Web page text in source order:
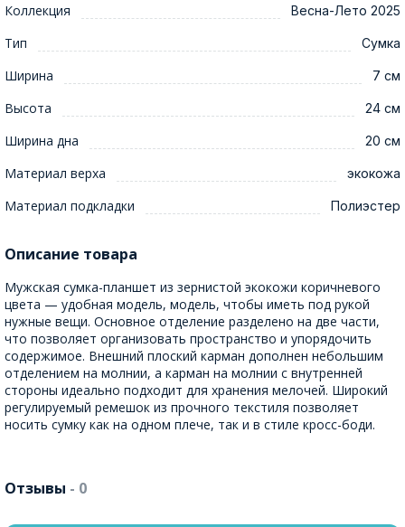
Коллекция Весна-Лето 2025
Тип Сумка
Ширина 7 см
Высота 24 см
Ширина дна 20 см
Материал верха экокожа
Материал подкладки Полиэстер
Описание товара
Мужская сумка-планшет из зернистой экокожи коричневого
цвета — удобная модель, модель, чтобы иметь под рукой
нужные вещи. Основное отделение разделено на две части,
что позволяет организовать пространство и упорядочить
содержимое. Внешний плоский карман дополнен небольшим
отделением на молнии, а карман на молнии с внутренней
стороны идеально подходит для хранения мелочей. Широкий
регулируемый ремешок из прочного текстиля позволяет
носить сумку как на одном плече, так и в стиле кросс-боди.
Отзывы - 0